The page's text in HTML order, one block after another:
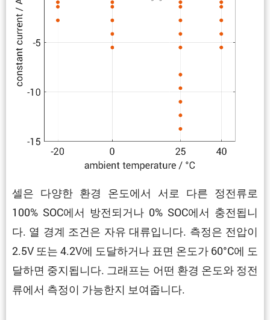
셀은 다양한 환경 온도에서 서로 다른 정전류로
100% SOC에서 방전되거나 0% SOC에서 충전됩니
다. 열 경계 조건은 자유 대류입니다. 측정은 전압이
2.5V 또는 4.2V에 도달하거나 표면 온도가 60°C에 도
달하면 중지됩니다. 그래프는 어떤 환경 온도와 정전
류에서 측정이 가능한지 보여줍니다.